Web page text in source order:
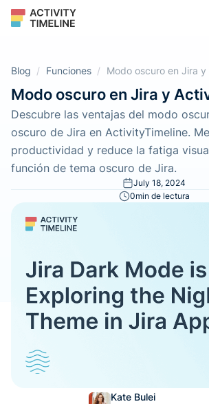
Blog / Funciones / Modo oscuro en Jira
Modo oscuro en Jira y
Descubre las ventajas del modo
oscuro de Jira en ActivityTimeline.
productividad y reduce la fatiga
función de tema oscuro de Jira.
July 18, 2024
0min de lectura
Kate Bulei